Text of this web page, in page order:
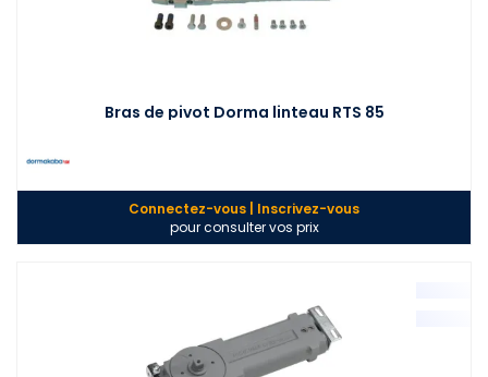
Bras de pivot Dorma linteau RTS 85
Connectez-vous | Inscrivez-vous
pour consulter vos prix